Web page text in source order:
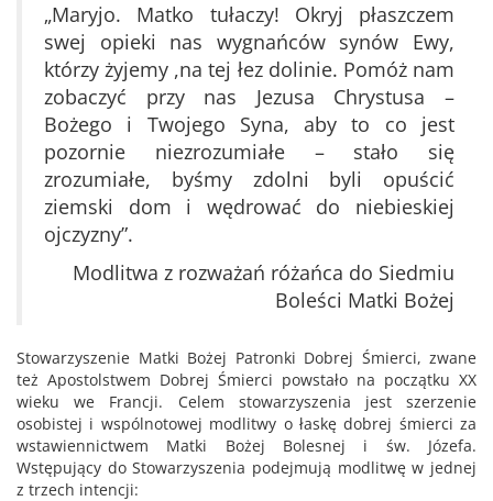
„Maryjo. Matko tułaczy! Okryj płaszczem
swej opieki nas wygnańców synów Ewy,
którzy żyjemy ,na tej łez dolinie. Pomóż nam
zobaczyć przy nas Jezusa Chrystusa –
Bożego i Twojego Syna, aby to co jest
pozornie niezrozumiałe – stało się
zrozumiałe, byśmy zdolni byli opuścić
ziemski dom i wędrować do niebieskiej
ojczyzny”.
Modlitwa z rozważań różańca do Siedmiu
Boleści Matki Bożej
Stowarzyszenie Matki Bożej Patronki Dobrej Śmierci, zwane
też Apostolstwem Dobrej Śmierci powstało na początku XX
wieku we Francji. Celem stowarzyszenia jest szerzenie
osobistej i wspólnotowej modlitwy o łaskę dobrej śmierci za
wstawiennictwem Matki Bożej Bolesnej i św. Józefa.
Wstępujący do Stowarzyszenia podejmują modlitwę w jednej
z trzech intencji: